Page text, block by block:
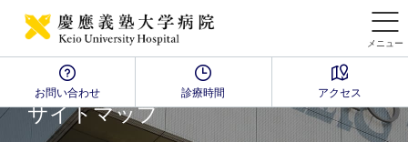
メニュー
お問い合わせ 診療時間 アクセス
サイトマップ